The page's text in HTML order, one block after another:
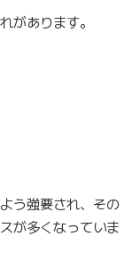
があります。
う強要され、その
が多くなっていま